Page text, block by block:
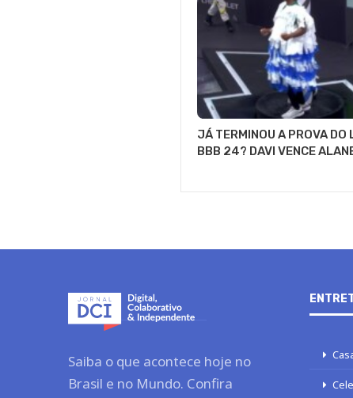
JÁ TERMINOU A PROVA DO
BBB 24? DAVI VENCE
Saiba o que acontece hoje no
Brasil e no Mundo. Confira